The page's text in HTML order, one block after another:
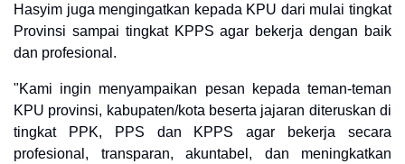
Hasyim juga mengingatkan kepada KPU dari mulai tingkat
Provinsi sampai tingkat KPPS agar bekerja dengan baik
dan profesional.
"Kami ingin menyampaikan pesan kepada teman-teman
KPU provinsi, kabupaten/kota beserta jajaran diteruskan di
tingkat PPK, PPS dan KPPS agar bekerja secara
profesional, transparan, akuntabel, dan meningkatkan